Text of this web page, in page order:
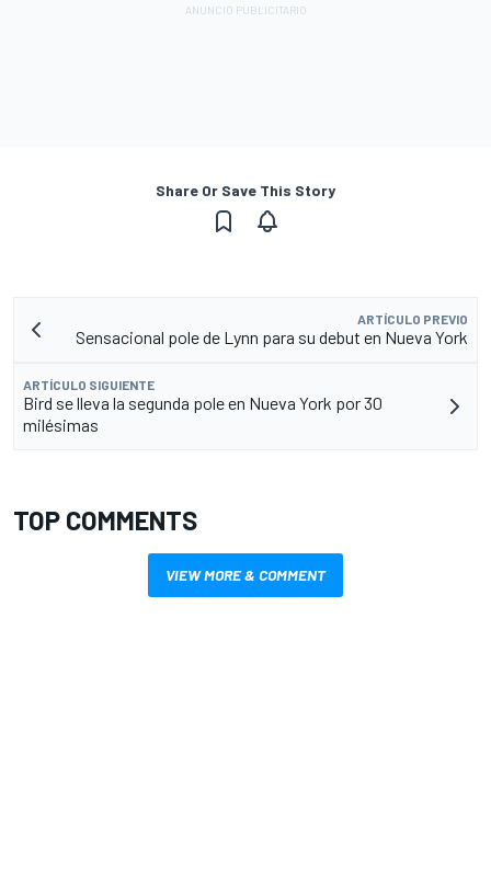
Share Or Save This Story
ARTÍCULO PREVIO
Sensacional pole de Lynn para su debut en Nueva York
ARTÍCULO SIGUIENTE
Bird se lleva la segunda pole en Nueva York por 30
milésimas
TOP COMMENTS
VIEW MORE & COMMENT